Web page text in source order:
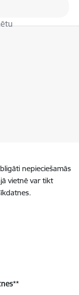
nepieciešamās
vietnē var tikt
**